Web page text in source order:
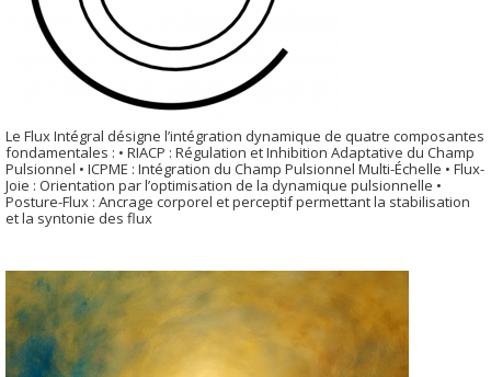
Le Flux Intégral désigne l’intégration dynamique de quatre composantes
fondamentales : • RIACP : Régulation et Inhibition Adaptative du Champ
Pulsionnel • ICPME : Intégration du Champ Pulsionnel Multi-Échelle • Flux-
Joie : Orientation par l’optimisation de la dynamique pulsionnelle •
Posture-Flux : Ancrage corporel et perceptif permettant la stabilisation
et la syntonie des flux